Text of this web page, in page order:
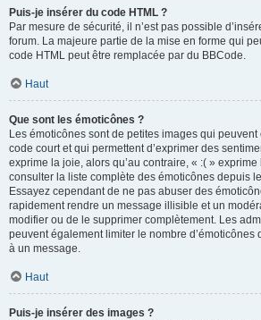
Puis-je insérer du code HTML ?
Par mesure de sécurité, il n’est pas possible
forum. La majeure partie de la mise en forme qui
code HTML peut être remplacée par du BBCode.
Haut
Que sont les émoticônes ?
Les émoticônes sont de petites images qui
code court et qui permettent d’exprimer des
exprime la joie, alors qu’au contraire, « :( »
consulter la liste complète des émoticônes depuis
Essayez cependant de ne pas abuser des
rapidement rendre un message illisible et un
modifier ou de le supprimer complètement. Les
peuvent également limiter le nombre d’émoticônes
à un message.
Haut
Puis-je insérer des images ?